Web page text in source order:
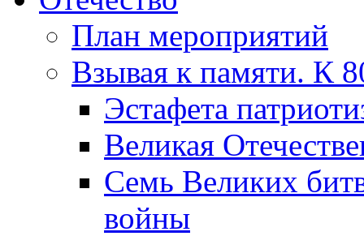
План мероприятий
Взывая к памяти. К
Эcтафета
Великая
Семь Великих
войны